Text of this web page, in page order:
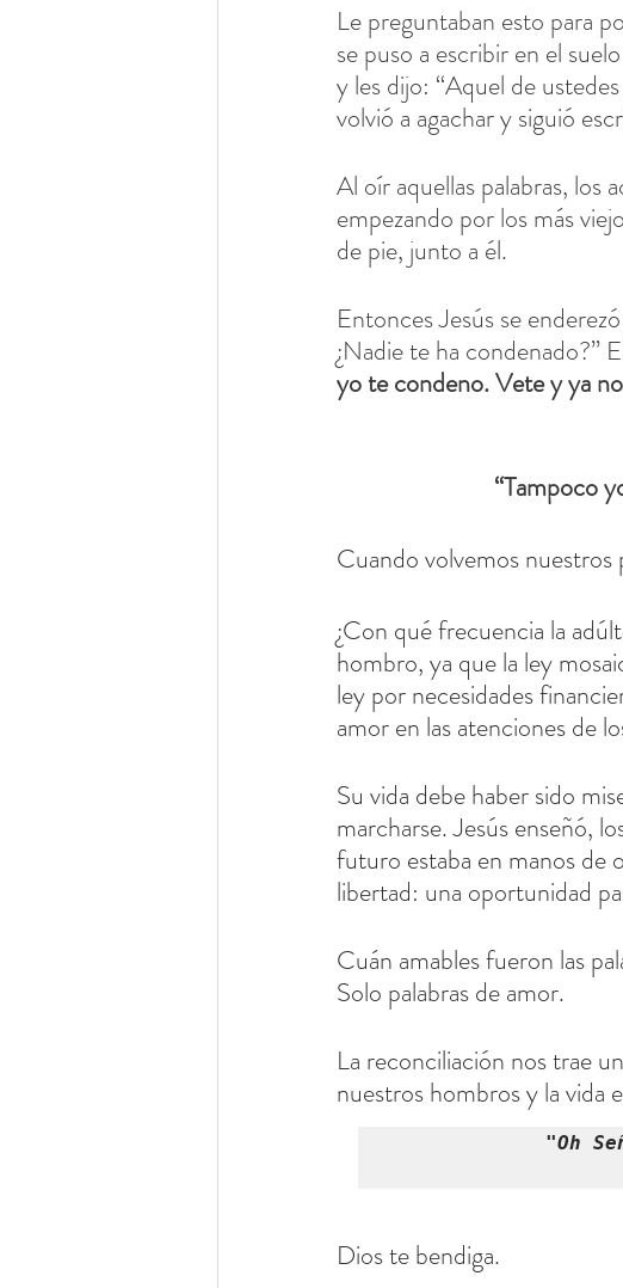
Le preguntaban esto para
se puso a escribir en el
y les dijo: “Aquel de
volvió a agachar y siguió
Al oír aquellas palabras, los
empezando por los más
de pie, junto a él.
Entonces Jesús se
¿Nadie te ha condenado?”
yo te condeno. Vete y ya
“Tampoco
Cuando volvemos nuestros
¿Con qué frecuencia la
hombro, ya que la ley
ley por necesidades
amor en las atenciones de
Su vida debe haber sido
marcharse. Jesús enseñó,
futuro estaba en manos de
libertad: una oportunidad
Cuán amables fueron las
Solo palabras de amor.
La reconciliación nos trae
nuestros hombros y la vida
"Oh
Dios te bendiga.